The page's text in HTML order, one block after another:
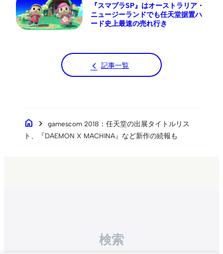
『スマブラSP』はオーストラリア・
ニュージーランドでも任天堂据置ハ
ード史上最速の売れ行き
記事一覧
home chevron_right
gamescom 2018：任天堂の出展タイトルリス
ト、『DAEMON X MACHINA』など新作の続報も
検索